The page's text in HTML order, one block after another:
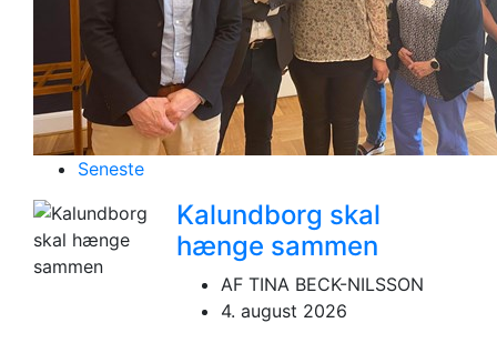
Seneste
Kalundborg skal
hænge sammen
AF TINA BECK-NILSSON
4. august 2026